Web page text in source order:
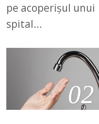
pe acoperișul unui
spital…
02